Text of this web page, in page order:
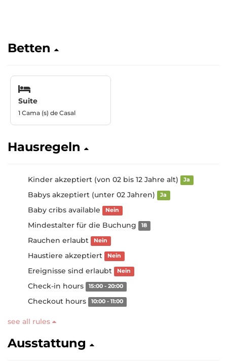
Betten
Suite
1 Cama (s) de Casal
Hausregeln
Kinder akzeptiert (von 02 bis 12 Jahre alt) Ja
Babys akzeptiert (unter 02 Jahren) Ja
Baby cribs available Nein
Mindestalter für die Buchung 18
Rauchen erlaubt Nein
Haustiere akzeptiert Nein
Ereignisse sind erlaubt Nein
Check-in hours 15:00 - 20:00
Checkout hours 10:00 - 11:00
see all rules
Ausstattung